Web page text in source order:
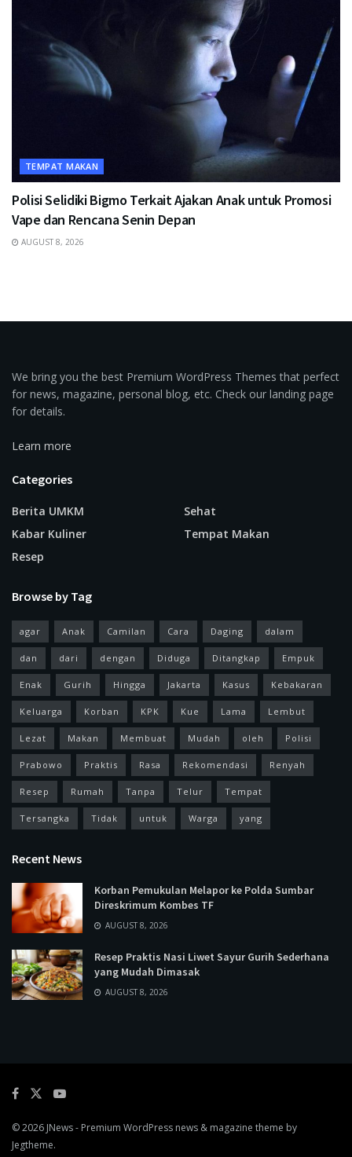
TEMPAT MAKAN
Polisi Selidiki Bigmo Terkait Ajakan Anak untuk Promosi
Vape dan Rencana Senin Depan
AUGUST 8, 2026
We bring you the best Premium WordPress Themes that perfect
for news, magazine, personal blog, etc. Check our landing page
for details.
Learn more
Categories
Berita UMKM
Kabar Kuliner
Resep
Sehat
Tempat Makan
Browse by Tag
agar Anak Camilan Cara Daging dalam
dan dari dengan Diduga Ditangkap Empuk
Enak Gurih Hingga Jakarta Kasus Kebakaran
Keluarga Korban KPK Kue Lama Lembut
Lezat Makan Membuat Mudah oleh Polisi
Prabowo Praktis Rasa Rekomendasi Renyah
Resep Rumah Tanpa Telur Tempat
Tersangka Tidak untuk Warga yang
Recent News
Korban Pemukulan Melapor ke Polda Sumbar
Direskrimum Kombes TF
AUGUST 8, 2026
Resep Praktis Nasi Liwet Sayur Gurih Sederhana
yang Mudah Dimasak
AUGUST 8, 2026
© 2026 JNews- Premium WordPress news & magazine theme by
Jegtheme.